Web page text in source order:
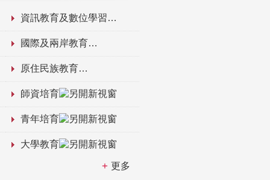
資訊教育及數位學習
國際及兩岸教育
原住民族教育
師資培育
青年培育
大學教育
更多